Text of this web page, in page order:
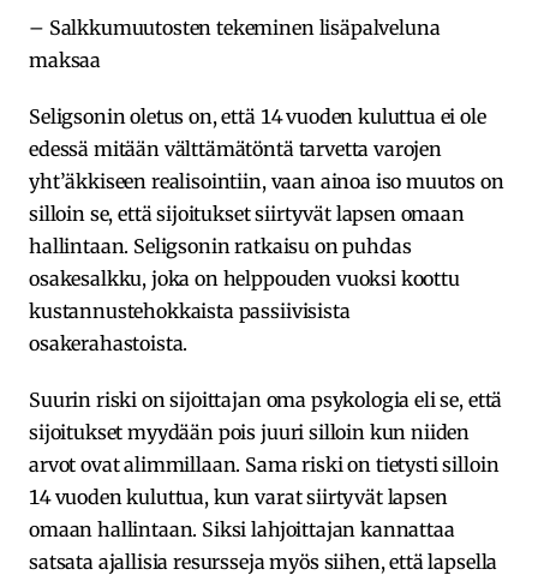
– Salkkumuutosten tekeminen lisäpalveluna
maksaa
Seligsonin oletus on, että 14 vuoden kuluttua ei ole
edessä mitään välttämätöntä tarvetta varojen
yht’äkkiseen realisointiin, vaan ainoa iso muutos on
silloin se, että sijoitukset siirtyvät lapsen omaan
hallintaan. Seligsonin ratkaisu on puhdas
osakesalkku, joka on helppouden vuoksi koottu
kustannustehokkaista passiivisista
osakerahastoista.
Suurin riski on sijoittajan oma psykologia eli se, että
sijoitukset myydään pois juuri silloin kun niiden
arvot ovat alimmillaan. Sama riski on tietysti silloin
14 vuoden kuluttua, kun varat siirtyvät lapsen
omaan hallintaan. Siksi lahjoittajan kannattaa
satsata ajallisia resursseja myös siihen, että lapsella